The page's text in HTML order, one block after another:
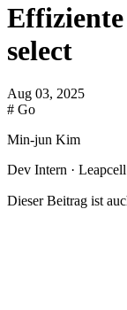
select
Aug 03, 2025
# Go
Min-jun Kim
Dev Intern · Leapcell
Dieser Beitrag ist